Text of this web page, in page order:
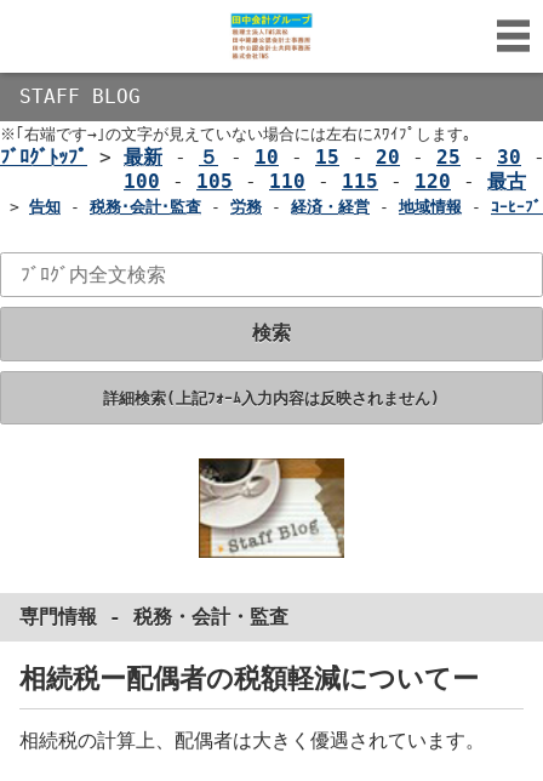
STAFF BLOG
※｢右端です→｣の文字が見えていない場合には左右にｽﾜｲﾌﾟします｡
ﾌﾞﾛｸﾞﾄｯﾌﾟ > 最新 - ５ - 10 - 15 - 20 - 25 - 30
100 - 105 - 110 - 115 - 120 - 最古
> 告知 - 税務･会計･監査 - 労務 - 経済・経営 - 地域情報 - ｺｰﾋｰﾌ
検索
詳細検索(上記ﾌｫｰﾑ入力内容は反映されません)
専門情報 - 税務 ・ 会計・ 監査
相続税ー配偶者の税額軽減についてー
相続税の計算上、配偶者は大きく優遇されています。